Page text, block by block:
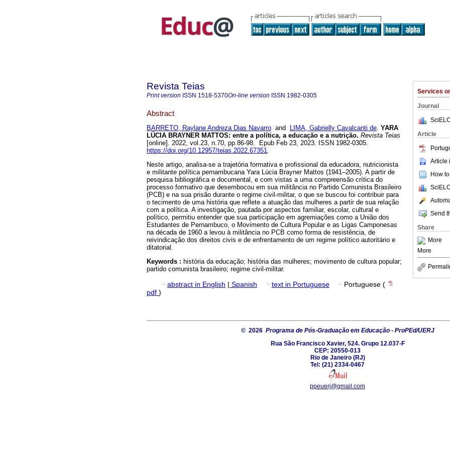
Services
Journal
Article
Article
How
Send
Share
More
More
Revista Teias
Print version ISSN 1518-5370On-line version ISSN 1982-0305
Abstract
BARRETO, Raylane Andreza Dias Navarro and LIMA, Gabrielly Cavalcanti de. YARA
LÚCIA BRAYNER MATTOS: entre a política, a educação e a nutrição. Revista Teias
[online]. 2022, vol.23, n.70, pp.86-98. Epub Feb 23, 2023. ISSN 1982-0305.
https://doi.org/10.12957/teias.2022.67351.
Neste artigo, analisa-se a trajetória formativa e profissional da educadora, nutricionista
e militante política pernambucana Yara Lúcia Brayner Mattos (1941–2005). A partir de
pesquisa bibliográfica e documental, e com vistas a uma compreensão crítica do
processo formativo que desembocou em sua militância no Partido Comunista Brasileiro
(PCB) e na sua prisão durante o regime civil-militar, o que se buscou foi contribuir para
o tecimento de uma história que reflete a atuação das mulheres a partir de sua relação
com a política. A investigação, pautada por aspectos familiar, escolar, cultural e
político, permitiu entender que sua participação em agremiações como a União dos
Estudantes de Pernambuco, o Movimento de Cultura Popular e as Ligas Camponesas
na década de 1960 a levou à militância no PCB como forma de resistência, de
reivindicação dos direitos civis e de enfrentamento de um regime político autoritário e
ditatorial.
Keywords : história da educação; história das mulheres; movimento de cultura popular;
partido comunista brasileiro; regime civil-militar.
· abstract in English | Spanish · text in Portuguese · Portuguese (
pdf )
© 2026 Programa de Pós-Graduação em Educação - ProPEd/UERJ
Rua São Francisco Xavier, 524. Grupo 12.037-F
CEP: 20550-013
Rio de Janeiro (RJ)
Tel: (21) 2334-0467
ppeuerj@gmail.com